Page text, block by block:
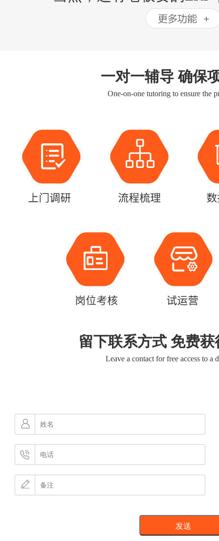
一对一辅导 确保
One-on-one tutoring to ensure the
留下联系方式 免费
Leave a contact for free access to a